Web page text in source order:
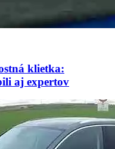
klietka:
aj expertov